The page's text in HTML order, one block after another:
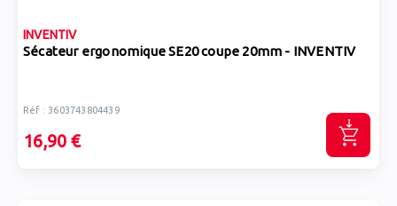
INVENTIV
Sécateur ergonomique SE20 coupe 20mm - INVENTIV
Réf : 3603743804439
16,90 €